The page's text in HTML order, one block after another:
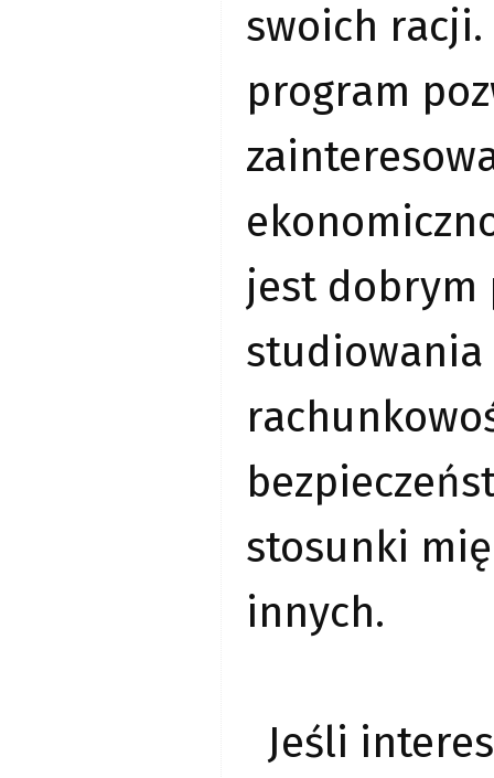
swoich
program
jest dobrym
studiowania
stosunki
innych.
Jeśli